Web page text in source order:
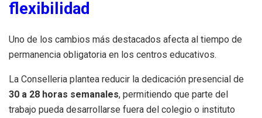
flexibilidad
Uno de los cambios más destacados afecta al tiempo de
permanencia obligatoria en los centros educativos.
La Conselleria plantea reducir la dedicación presencial de
30 a 28 horas semanales, permitiendo que parte del
trabajo pueda desarrollarse fuera del colegio o instituto